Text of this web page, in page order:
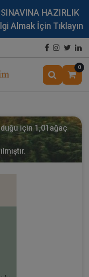
HAZIRLIK
Almak İçin Tıklayın
0
için 1,01 ağaç